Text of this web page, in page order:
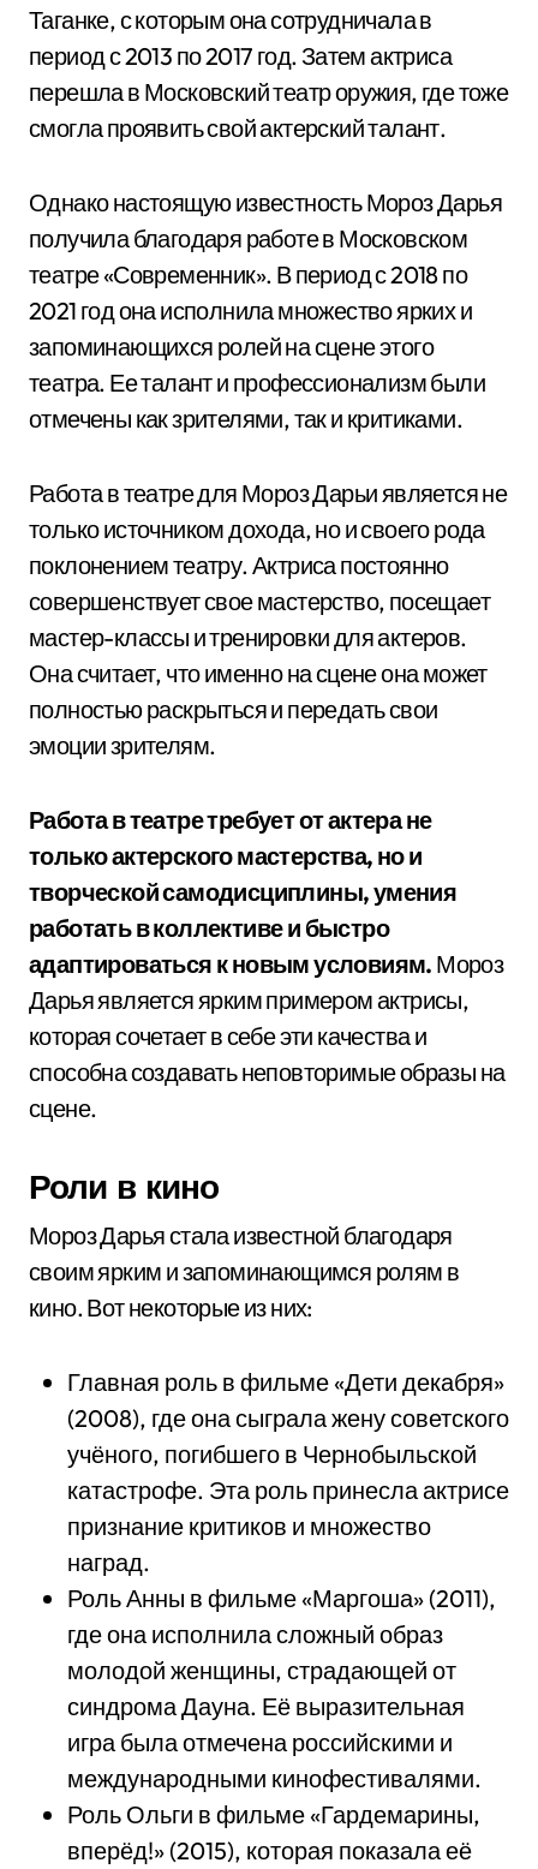
Таганке, с которым она сотрудничала в
период с 2013 по 2017 год. Затем актриса
перешла в Московский театр оружия, где тоже
смогла проявить свой актерский талант.
Однако настоящую известность Мороз Дарья
получила благодаря работе в Московском
театре «Современник». В период с 2018 по
2021 год она исполнила множество ярких и
запоминающихся ролей на сцене этого
театра. Ее талант и профессионализм были
отмечены как зрителями, так и критиками.
Работа в театре для Мороз Дарьи является не
только источником дохода, но и своего рода
поклонением театру. Актриса постоянно
совершенствует свое мастерство, посещает
мастер-классы и тренировки для актеров.
Она считает, что именно на сцене она может
полностью раскрыться и передать свои
эмоции зрителям.
Работа в театре требует от актера не
только актерского мастерства, но и
творческой самодисциплины, умения
работать в коллективе и быстро
адаптироваться к новым условиям. Мороз
Дарья является ярким примером актрисы,
которая сочетает в себе эти качества и
способна создавать неповторимые образы на
сцене.
Роли в кино
Мороз Дарья стала известной благодаря
своим ярким и запоминающимся ролям в
кино. Вот некоторые из них:
Главная роль в фильме «Дети декабря»
(2008), где она сыграла жену советского
учёного, погибшего в Чернобыльской
катастрофе. Эта роль принесла актрисе
признание критиков и множество
наград.
Роль Анны в фильме «Маргоша» (2011),
где она исполнила сложный образ
молодой женщины, страдающей от
синдрома Дауна. Её выразительная
игра была отмечена российскими и
международными кинофестивалями.
Роль Ольги в фильме «Гардемарины,
вперёд!» (2015), которая показала её